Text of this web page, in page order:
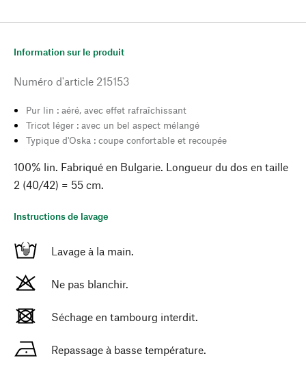
Information sur le produit
Numéro d'article 215153
Pur lin : aéré, avec effet rafraîchissant
Tricot léger : avec un bel aspect mélangé
Typique d'Oska : coupe confortable et recoupée
100% lin. Fabriqué en Bulgarie. Longueur du dos en taille
2 (40/42) = 55 cm.
Instructions de lavage
Lavage à la main.
Ne pas blanchir.
Séchage en tambourg interdit.
Repassage à basse température.